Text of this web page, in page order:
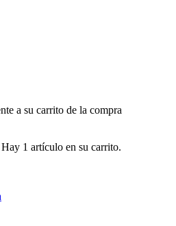
a su carrito de la compra
Hay 1 artículo en su carrito.